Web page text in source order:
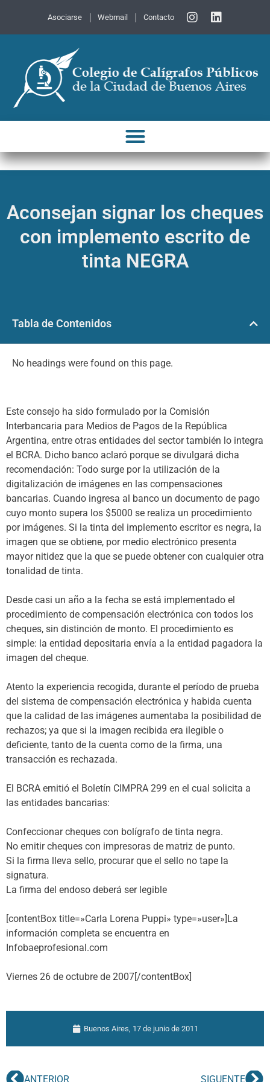
Asociarse Webmail Contacto
Aconsejan signar los cheques
con implemento escrito de
tinta NEGRA
Tabla de Contenidos
No headings were found on this page.
Este consejo ha sido formulado por la Comisión
Interbancaria para Medios de Pagos de la República
Argentina, entre otras entidades del sector también lo integra
el BCRA. Dicho banco aclaró porque se divulgará dicha
recomendación: Todo surge por la utilización de la
digitalización de imágenes en las compensaciones
bancarias. Cuando ingresa al banco un documento de pago
cuyo monto supera los $5000 se realiza un procedimiento
por imágenes. Si la tinta del implemento escritor es negra, la
imagen que se obtiene, por medio electrónico presenta
mayor nitidez que la que se puede obtener con cualquier otra
tonalidad de tinta.
Desde casi un año a la fecha se está implementado el
procedimiento de compensación electrónica con todos los
cheques, sin distinción de monto. El procedimiento es
simple: la entidad depositaria envía a la entidad pagadora la
imagen del cheque.
Atento la experiencia recogida, durante el período de prueba
del sistema de compensación electrónica y habida cuenta
que la calidad de las imágenes aumentaba la posibilidad de
rechazos; ya que si la imagen recibida era ilegible o
deficiente, tanto de la cuenta como de la firma, una
transacción es rechazada.
El BCRA emitió el Boletín CIMPRA 299 en el cual solicita a
las entidades bancarias:
Confeccionar cheques con bolígrafo de tinta negra.
No emitir cheques con impresoras de matriz de punto.
Si la firma lleva sello, procurar que el sello no tape la
signatura.
La firma del endoso deberá ser legible
[contentBox title=»Carla Lorena Puppi» type=»user»]La
información completa se encuentra en
Infobaeprofesional.com
Viernes 26 de octubre de 2007[/contentBox]
Buenos Aires, 17 de junio de 2011
ANTERIOR SIGUENTE